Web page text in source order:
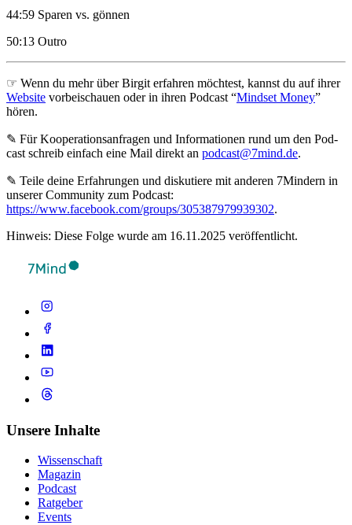
44:59 Sparen vs. gönnen
50:13 Outro
☞ Wenn du mehr über Birgit erfahren möchtest, kannst du auf ihrer
Website vorbeischauen oder in ihren Podcast “Mindset Money”
hören.
✎ Für Koope­ra­ti­ons­an­fra­gen und Infor­ma­tio­nen rund um den Pod­
cast schreib ein­fach eine Mail direkt an podcast@7mind.de.
✎ Teile deine Erfahrungen und diskutiere mit anderen 7Mindern in
unserer Community zum Podcast:
https://www.facebook.com/groups/305387979939302.
Hinweis: Diese Folge wurde am 16.11.2025 veröffentlicht.
Unsere Inhalte
Wissenschaft
Magazin
Podcast
Ratgeber
Events